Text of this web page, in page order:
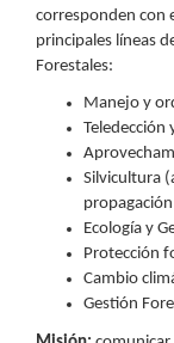
corresponden con
principales líneas
Forestales:
Manejo y
Teledección
Silvicultura
Ecología y
Protección
Cambio
Gestión